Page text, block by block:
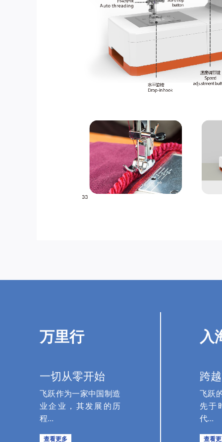
万里行
一切从零开始
飞跃作为一家中国制造
业企业，其发展的历
程...
查看更多
入
跨
飞跃
先于
代...
查看